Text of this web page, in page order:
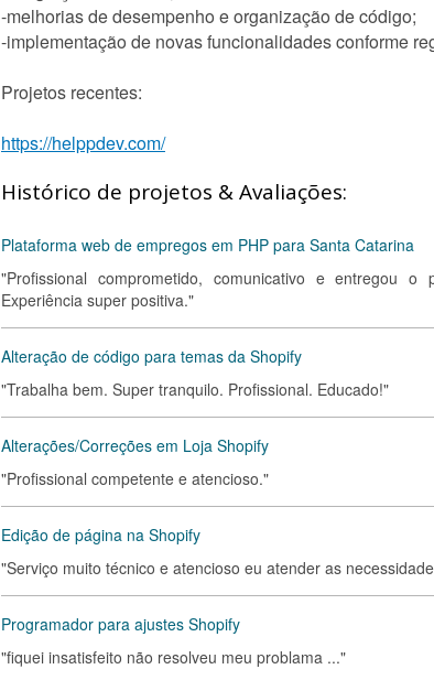
-melhorias de desempenho e organização de código;
-implementação de novas funcionalidades conforme
Projetos recentes:
https://helppdev.com/
Histórico de projetos & Avaliações:
Plataforma web de empregos em PHP para Santa Catarina
"Profissional comprometido, comunicativo e entregou
Experiência super positiva."
Alteração de código para temas da Shopify
"Trabalha bem. Super tranquilo. Profissional. Educado!"
Alterações/Correções em Loja Shopify
"Profissional competente e atencioso."
Edição de página na Shopify
"Serviço muito técnico e atencioso eu atender as
Programador para ajustes Shopify
"fiquei insatisfeito não resolveu meu problama ..."